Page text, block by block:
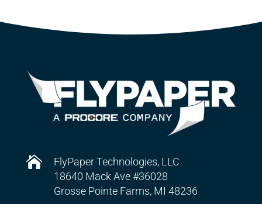

FlyPaper Technologies, LLC
18640 Mack Ave #36028
Grosse Pointe Farms, MI 48236